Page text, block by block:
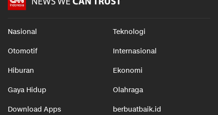
Nasional Teknologi
Otomotif Internasional
Hiburan Ekonomi
Gaya Hidup Olahraga
Download Apps berbuatbaik.id